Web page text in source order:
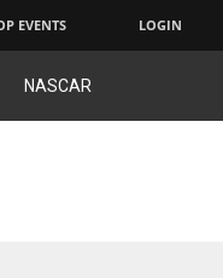
EVENTS LOGIN
NASCAR